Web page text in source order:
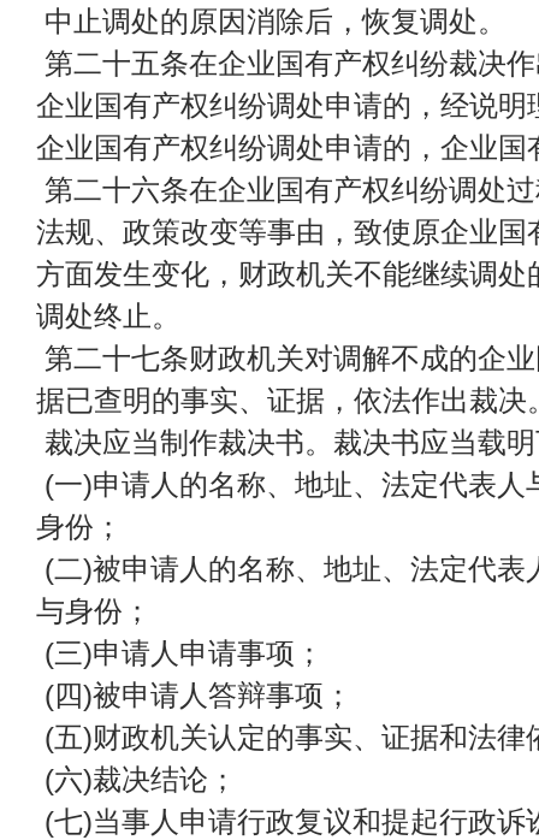
中止调处的原因消除后，恢复调处。
第二十五条在企业国有产权纠纷裁决
企业国有产权纠纷调处申请的，经说
企业国有产权纠纷调处申请的，企业
第二十六条在企业国有产权纠纷调处
法规、政策改变等事由，致使原企业
方面发生变化，财政机关不能继续调
调处终止。
第二十七条财政机关对调解不成的企
据已查明的事实、证据，依法作出裁决
裁决应当制作裁决书。裁决书应当载
(一)申请人的名称、地址、法定代表人
身份；
(二)被申请人的名称、地址、法定代表
与身份；
(三)申请人申请事项；
(四)被申请人答辩事项；
(五)财政机关认定的事实、证据和法律
(六)裁决结论；
(七)当事人申请行政复议和提起行政诉